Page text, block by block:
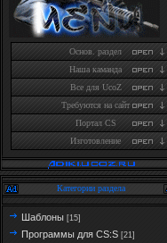
Основ. раздел
Наша каманда
Все для UcoZ
Требуются на сайт
Портал CS
Изготовление
Категории раздела
Шаблоны [15]
Программы для CS:S [21]